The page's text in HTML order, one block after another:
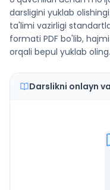
darsligini yuklab
ta'limi vazirligi
formati PDF bo'lib,
orqali bepul yuklab oling.
Darslikni onlayn